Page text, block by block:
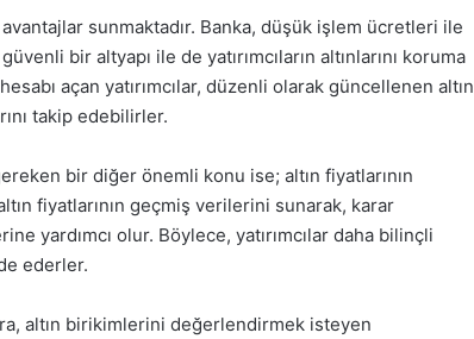
avantajlar sunmaktadır. Banka, düşük işlem ücretleri ile
bir altyapı ile de yatırımcıların altınlarını koruma
açan yatırımcılar, düzenli olarak güncellenen altın
takip edebilirler.
bir diğer önemli konu ise; altın fiyatlarının
fiyatlarının geçmiş verilerini sunarak, karar
yardımcı olur. Böylece, yatırımcılar daha bilinçli
ederler.
altın birikimlerini değerlendirmek isteyen